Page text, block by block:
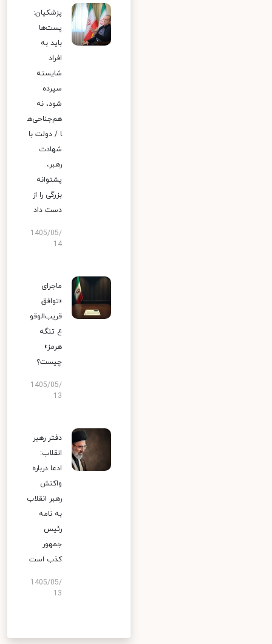
پزشکیان:
پست‌ها
باید به
افراد
شایسته
سپرده
شود، نه
هم‌جناحی‌ه
ا / دولت با
شهادت
رهبر،
پشتوانه
بزرگی را از
دست داد
1405/05/
14
ماجرای
«توافق
قریب‌الوقو
ع تنگه
هرمز»
چیست؟
1405/05/
13
دفتر رهبر
انقلاب:
ادعا درباره
واکنش
رهبر انقلاب
به نامه
رئیس
جمهور
کذب است
1405/05/
13